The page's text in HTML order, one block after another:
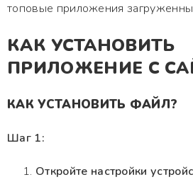
топовые приложения
КАК УСТАНОВИТЬ
ПРИЛОЖЕНИЕ С
КАК УСТАНОВИТЬ ФАЙЛ?
Шаг 1:
Откройте настройки